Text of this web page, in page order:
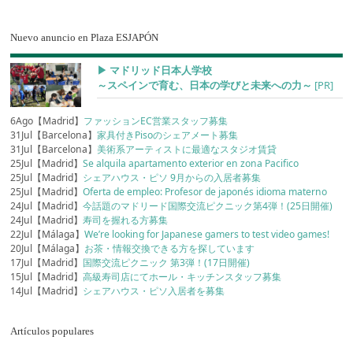
Nuevo anuncio en Plaza ESJAPÓN
▶︎ マドリッド日本人学校
～スペインで育む、日本の学びと未来への力～ [PR]
6Ago【Madrid】 ファッションEC営業スタッフ募集
31Jul【Barcelona】家具付きPisoのシェアメート募集
31Jul【Barcelona】美術系アーティストに最適なスタジオ賃貸
25Jul【Madrid】Se alquila apartamento exterior en zona Pacifico
25Jul【Madrid】 シェアハウス・ピソ 9月からの入居者募集
25Jul【Madrid】Oferta de empleo: Profesor de japonés idioma materno
24Jul【Madrid】今話題のマドリード国際交流ピクニック第4弾！(25日開催)
24Jul【Madrid】寿司を握れる方募集
22Jul【Málaga】We’re looking for Japanese gamers to test video games!
20Jul【Málaga】 お茶・情報交換できる方を探しています
17Jul【Madrid】 国際交流ピクニック 第3弾！(17日開催)
15Jul【Madrid】高級寿司店にてホール・キッチンスタッフ募集
14Jul【Madrid】 シェアハウス・ピソ入居者を募集
Artículos populares